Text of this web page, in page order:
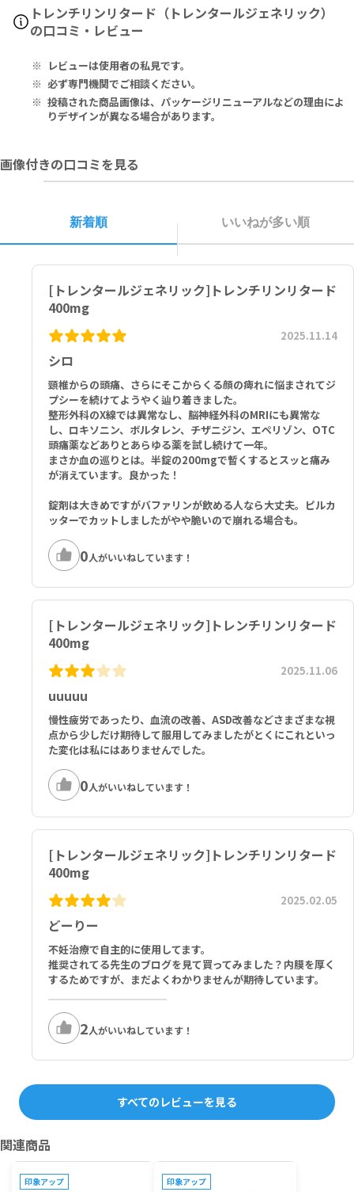
■錠剤を分割して服用される際は、下記商品のご利用を推奨いたしま
す。
安全度の高い錠剤カッターをご希望の方には、
ピルケース付きで持ち運びたい方には、
シンプルな錠剤カッターをご希望の方には、
投与12週間が経過しても効果が認められない場合には投与を中止して
ください。
一般に高齢者では生理機能が低下しているため、高齢者に対しては状
本剤の服用中は、車の運転など危険を伴う機械の操作はしないでくだ
さい。
■以下の方は本剤を使用しないでください。
本剤の成分に対し過敏症の既往歴のある方
妊婦又は妊娠している可能性のある婦人
P、Al-P上昇、GOT・GPT上昇、狭心痛、血圧低下、歩行異常、構音
障害、発汗、頭痛、めまい、不眠、眠気、倦怠感、尿閉、BUN上昇、
熱感、動悸、胸痛などの症状が現れる場合があります。
い。
ペントキシフィリン 400mg
トレンチリンリタード（トレンタールジェネリック）
の口コミ・レビュー
レビューは使用者の私見です。
必ず専門機関でご相談ください。
投稿された商品画像は、パッケージリニューアルなどの理由によ
りデザインが異なる場合があります。
画像付きの口コミを見る
新着順 いいねが多い順
[トレンタールジェネリック]トレンチリンリタード
400mg
シロ
2025.11.14
頸椎からの頭痛、さらにそこからくる顔の痺れに悩まされてジ
プシーを続けてようやく辿り着きました。
整形外科のX線では異常なし、脳神経外科のMRIにも異常な
し、ロキソニン、ボルタレン、チザニジン、エペリゾン、OTC
頭痛薬などありとあらゆる薬を試し続けて一年。
まさか血の巡りとは。半錠の200mgで暫くするとスッと痛み
が消えています。良かった！
錠剤は大きめですがバファリンが飲める人なら大丈夫。ピルカ
ッターでカットしましたがやや脆いので崩れる場合も。
0人がいいねしています！
[トレンタールジェネリック]トレンチリンリタード
400mg
uuuuu
2025.11.06
慢性疲労であったり、血流の改善、ASD改善などさまざまな視
点から少しだけ期待して服用してみましたがとくにこれといっ
た変化は私にはありませんでした。
0人がいいねしています！
[トレンタールジェネリック]トレンチリンリタード
400mg
どーりー
2025.02.05
不妊治療で自主的に使用してます。
推奨されてる先生のブログを見て買ってみました？内膜を厚く
するためですが、まだよくわかりませんが期待しています。
2人がいいねしています！
すべてのレビューを見る
関連商品
印象アップ 印象アップ